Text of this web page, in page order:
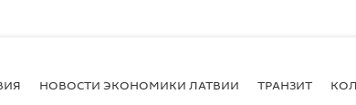
НОВОСТИ ЭКОНОМИКИ ЛАТВИИ ТРАНЗИТ